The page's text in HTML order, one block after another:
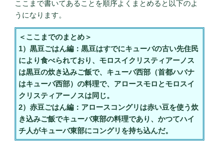
ここまで書いてあることを順序よくまとめると以下のよ
うになります。
＜ここまでのまとめ＞
1）黒豆ごはん編：黒豆はすでにキューバの古い先住民
により食べられており、モロスイクリスティアーノス
は黒豆の炊き込みご飯で、キューバ西部（首都ハバナ
はキューバ西部）の料理で、アロースモロとモロスイ
クリスティアーノスは同じ。
2）赤豆ごはん編：アロースコングリは赤い豆を使う炊
き込みご飯でキューバ東部の料理であり、かつてハイ
チ人がキューバ東部にコングリを持ち込んだ。